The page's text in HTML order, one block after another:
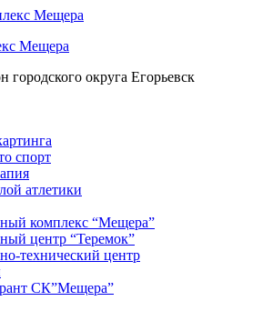
Мещера
городского округа Егорьевск
спорт
атлетики
комплекс “Мещера”
центр “Теремок”
технический центр
СК”Мещера”